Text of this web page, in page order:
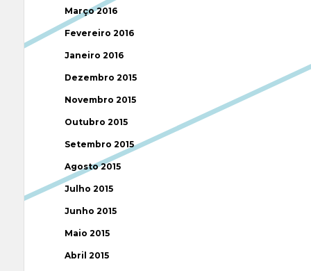
Março 2016
Fevereiro 2016
Janeiro 2016
Dezembro 2015
Novembro 2015
Outubro 2015
Setembro 2015
Agosto 2015
Julho 2015
Junho 2015
Maio 2015
Abril 2015